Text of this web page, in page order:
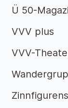
Ü 50-
VVV plus
VVV-